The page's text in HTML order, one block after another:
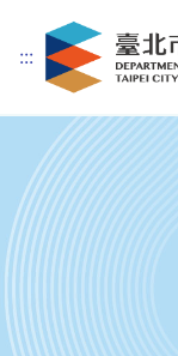
跳到主要內容
:::